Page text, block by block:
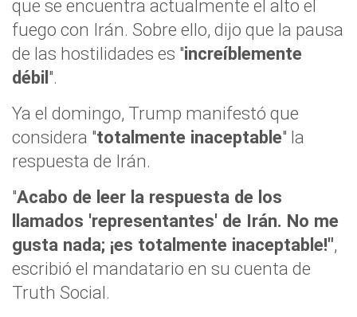
que se encuentra actualmente el alto el
fuego con Irán. Sobre ello, dijo que la pausa
de las hostilidades es "increíblemente
débil".
Ya el domingo, Trump manifestó que
considera "totalmente inaceptable" la
respuesta de Irán.
"Acabo de leer la respuesta de los
llamados 'representantes' de Irán. No me
gusta nada; ¡es totalmente inaceptable!",
escribió el mandatario en su cuenta de
Truth Social.